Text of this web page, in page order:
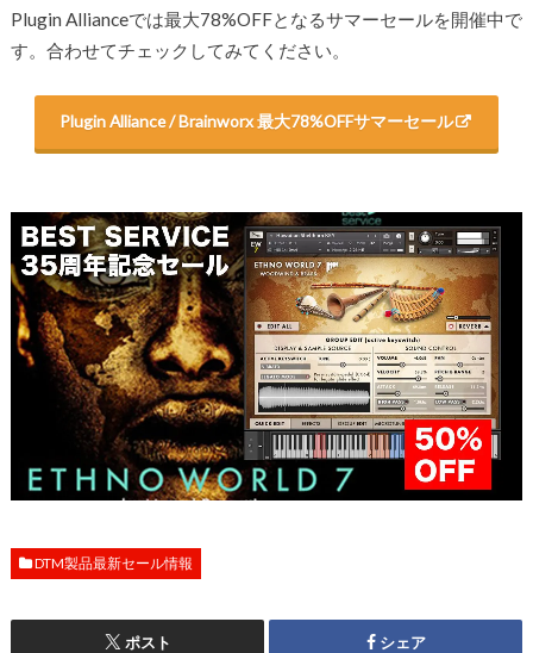
Plugin Allianceでは最大78%OFFとなるサマーセールを開催中で
す。合わせてチェックしてみてください。
Plugin Alliance / Brainworx 最大78%OFFサマーセール
DTM製品最新セール情報
ポスト シェア